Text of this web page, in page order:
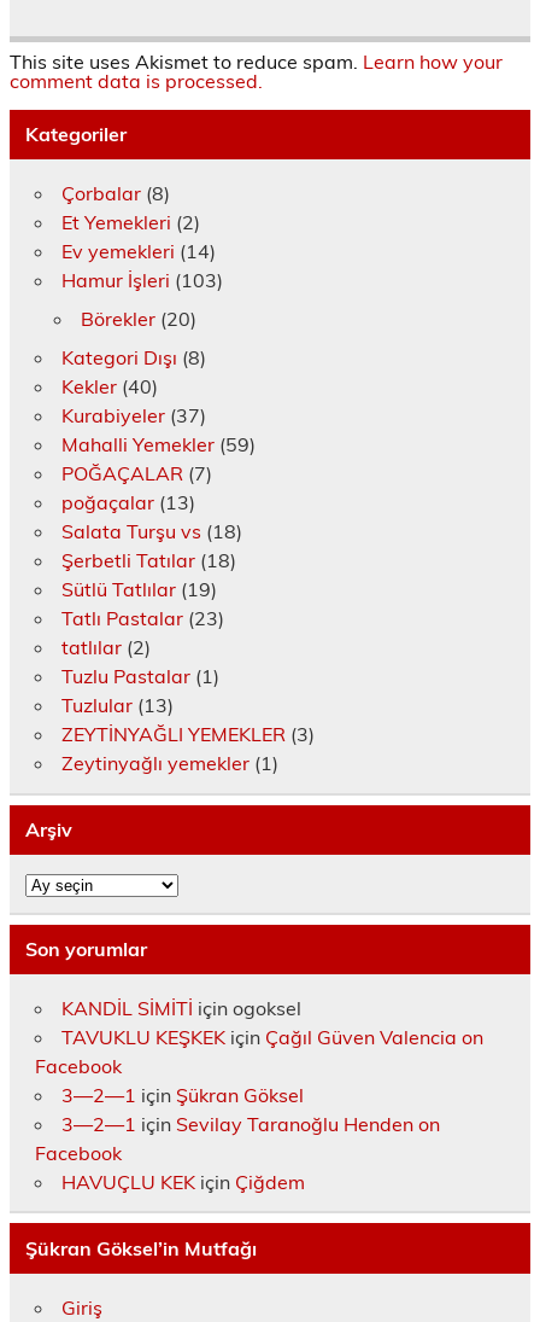
n
Y
e
n
e
r
e
d
e
a
ç
l
r
)
a
ç
ı
l
ı
r
)
ı
r
)
) l
ı
r
This site uses Akismet to reduce spam. Learn how your
comment data is processed.
Kategoriler
Çorbalar(8)
Et Yemekleri (2)
Ev yemekleri (14)
Hamur İşleri (103)
Börekler(20)
Kategori Dışı (8)
Kekler(40)
Kurabiyeler(37)
Mahalli Yemekler(59)
POĞAÇALAR (7)
poğaçalar(13)
Salata Turşu vs (18)
Şerbetli Tatılar(18)
Sütlü Tatlılar(19)
Tatlı Pastalar(23)
tatlılar(2)
Tuzlu Pastalar(1)
Tuzlular(13)
ZEYTİNYAĞLI YEMEKLER (3)
Zeytinyağlı yemekler(1)
Arşiv
Arşiv
Son yorumlar
KANDİL SİMİTİ için ogoksel
TAVUKLU KEŞKEKiçin Çağıl Güven Valencia on
Facebook
3—2—1 için Şükran Göksel
3—2—1 için Sevilay Taranoğlu Henden on
Facebook
HAVUÇLU KEKiçin Çiğdem
Şükran Göksel’in Mutfağı
Giriş